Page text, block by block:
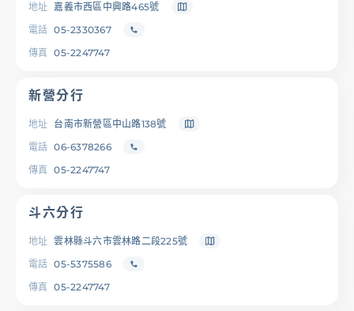
數位生活
服務據點 線上服務
優惠活動
地址 嘉義市西區中興路465號
電話 05-2330367
傳真 05-2247747
新營分行
地址 台南市新營區中山路138號
電話 06-6378266
傳真 05-2247747
斗六分行
地址 雲林縣斗六市雲林路二段225號
電話 05-5375586
傳真 05-2247747